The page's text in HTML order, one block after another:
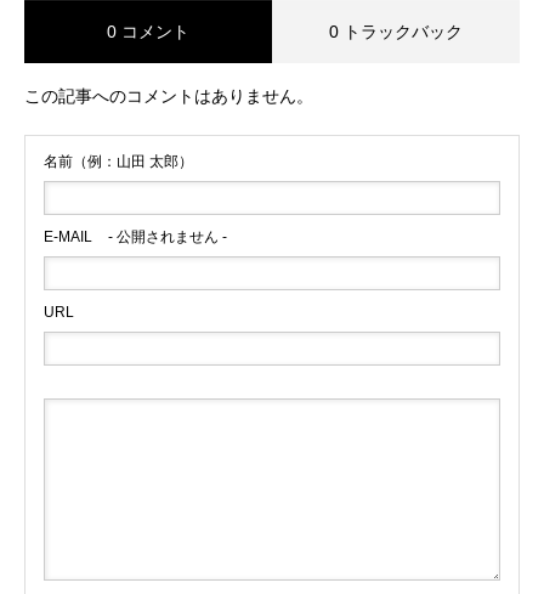
0 コメント 0 トラックバック
この記事へのコメントはありません。
名前（例：山田 太郎）
E-MAIL - 公開されません -
URL